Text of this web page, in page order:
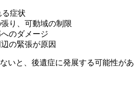
症状
り、可動域の制限
のダメージ
の緊張が原因
いと、後遺症に発展する可能性があ